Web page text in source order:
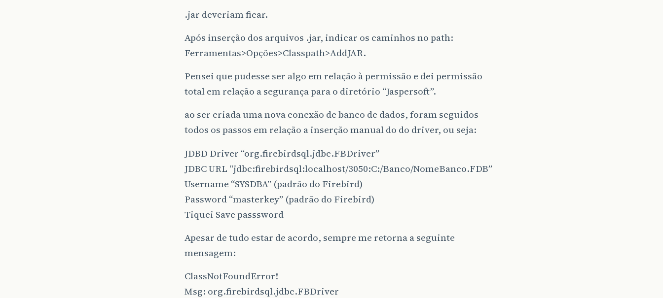
.jar deveriam ficar.
Após inserção dos arquivos .jar, indicar os caminhos no path:
Ferramentas>Opções>Classpath>AddJAR.
Pensei que pudesse ser algo em relação à permissão e dei permissão
total em relação a segurança para o diretório “Jaspersoft”.
ao ser criada uma nova conexão de banco de dados, foram seguidos
todos os passos em relação a inserção manual do do driver, ou seja:
JDBD Driver “org.firebirdsql.jdbc.FBDriver”
JDBC URL “jdbc:firebirdsql:localhost/3050:C:/Banco/NomeBanco.FDB”
Username “SYSDBA” (padrão do Firebird)
Password “masterkey” (padrão do Firebird)
Tiquei Save passsword
Apesar de tudo estar de acordo, sempre me retorna a seguinte
mensagem:
ClassNotFoundError!
Msg: org.firebirdsql.jdbc.FBDriver